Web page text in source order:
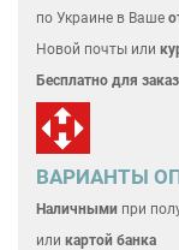
по Украине в Ваше
Новой почты или
Бесплатно для
ВАРИАНТЫ
Наличными при
или картой банка